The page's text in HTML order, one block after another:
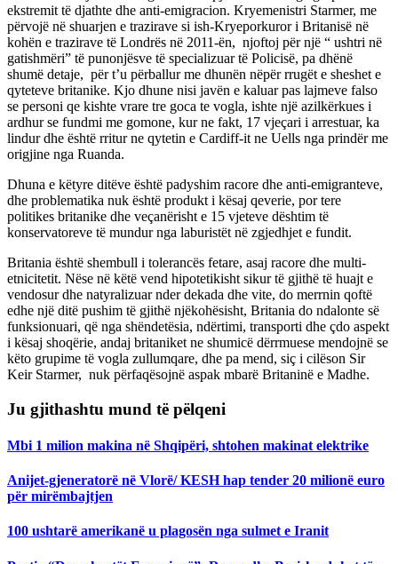
ekstremit të djathte dhe anti-emigracion. Kryemenistri Starmer, me
përvojë në shuarjen e trazirave si ish-Kryeporkuror i Britanisë në
kohën e trazirave të Londrës në 2011-ën, njoftoj për një “ ushtri në
gatishmëri” të punonjësve të specializuar të Policisë, pa dhënë
shumë detaje, për t’u përballur me dhunën nëpër rrugët e sheshet e
qyteteve britanike. Kjo dhune nisi javën e kaluar pas lajmeve falso
se personi qe kishte vrare tre goca te vogla, ishte një azilkërkues i
ardhur se fundmi me gomone, kur ne fakt, 17 vjeçari i arrestuar, ka
lindur dhe është rritur ne qytetin e Cardiff-it ne Uells nga prindër me
origjine nga Ruanda.
Dhuna e këtyre ditëve është padyshim racore dhe anti-emigranteve,
dhe problematika nuk është produkt i kësaj qeverie, por tere
politikes britanike dhe veçanërisht e 15 vjeteve dështim të
konservatoreve të mundur nga laburistët në zgjedhjet e fundit.
Britania është shembull i tolerancës fetare, asaj racore dhe multi-
etnicitetit. Nëse në këtë vend hipotetikisht sikur të gjithë të huajt e
vendosur dhe natyralizuar nder dekada dhe vite, do merrnin qoftë
edhe një ditë pushim të gjithë njëkohësisht, Britania do ndalonte së
funksionuari, që nga shëndetësia, ndërtimi, transporti dhe çdo aspekt
i kësaj shoqërie, andaj britaniket ne shumicë dërrmuese mendojnë se
këto grupime të vogla zullumqare, dhe pa mend, siç i cilëson Sir
Keir Starmer, nuk përfaqësojnë aspak mbarë Britaninë e Madhe.
Ju gjithashtu mund të pëlqeni
Mbi 1 milion makina në Shqipëri, shtohen makinat elektrike
Anijet-gjeneratorë në Vlorë/ KESH hap tender 20 milionë euro
për mirëmbajtjen
100 ushtarë amerikanë u plagosën nga sulmet e Iranit